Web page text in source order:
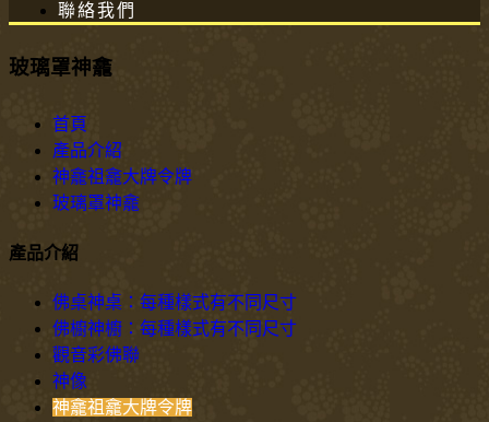
聯絡我們
玻璃罩神龕
首頁
產品介紹
神龕祖龕大牌令牌
玻璃罩神龕
產品介紹
佛桌神桌：每種樣式有不同尺寸
佛櫥神櫥：每種樣式有不同尺寸
觀音彩佛聯
神像
神龕祖龕大牌令牌